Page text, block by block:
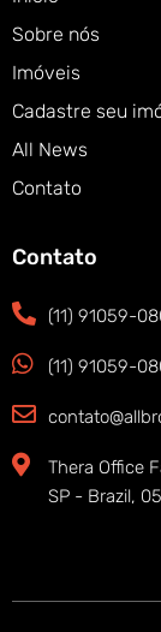
Sobre nós
Imóveis
Cadastre seu
All News
Contato
Contato
(11) 91059-
(11) 91059-
Thera Office
SP - Brazil,